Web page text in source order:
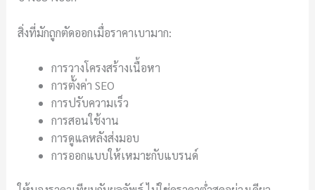
สิ่งที่มักถูกตัดออกเมื่อราคาเบามาก:
การวางโครงสร้างเนื้อหา
การตั้งค่า SEO
การปรับความเร็ว
การสอนใช้งาน
การดูแลหลังส่งมอบ
การออกแบบให้เหมาะกับแบรนด์